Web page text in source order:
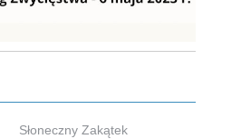
Słoneczny Zakątek